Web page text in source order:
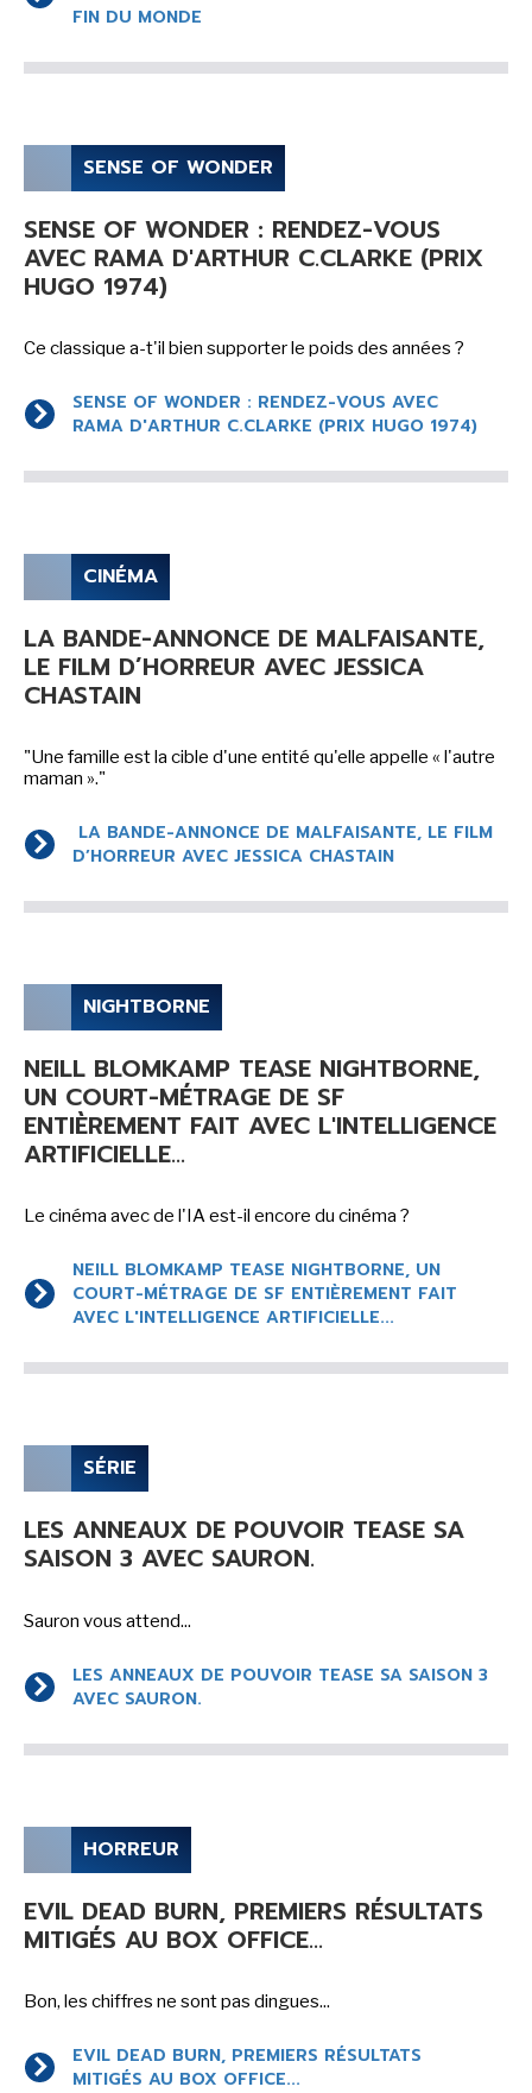
FIN DU MONDE
SENSE OF WONDER
SENSE OF WONDER : RENDEZ-VOUS
AVEC RAMA D'ARTHUR C.CLARKE (PRIX
HUGO 1974)
Ce classique a-t'il bien supporter le poids des années ?
SENSE OF WONDER : RENDEZ-VOUS AVEC
RAMA D'ARTHUR C.CLARKE (PRIX HUGO 1974)
CINÉMA
LA BANDE-ANNONCE DE MALFAISANTE,
LE FILM D’HORREUR AVEC JESSICA
CHASTAIN
"Une famille est la cible d'une entité qu'elle appelle « l'autre
maman »."
LA BANDE-ANNONCE DE MALFAISANTE, LE FILM
D’HORREUR AVEC JESSICA CHASTAIN
NIGHTBORNE
NEILL BLOMKAMP TEASE NIGHTBORNE,
UN COURT-MÉTRAGE DE SF
ENTIÈREMENT FAIT AVEC L'INTELLIGENCE
ARTIFICIELLE...
Le cinéma avec de l'IA est-il encore du cinéma ?
NEILL BLOMKAMP TEASE NIGHTBORNE, UN
COURT-MÉTRAGE DE SF ENTIÈREMENT FAIT
AVEC L'INTELLIGENCE ARTIFICIELLE...
SÉRIE
LES ANNEAUX DE POUVOIR TEASE SA
SAISON 3 AVEC SAURON.
Sauron vous attend...
LES ANNEAUX DE POUVOIR TEASE SA SAISON 3
AVEC SAURON.
HORREUR
EVIL DEAD BURN, PREMIERS RÉSULTATS
MITIGÉS AU BOX OFFICE...
Bon, les chiffres ne sont pas dingues...
EVIL DEAD BURN, PREMIERS RÉSULTATS
MITIGÉS AU BOX OFFICE...